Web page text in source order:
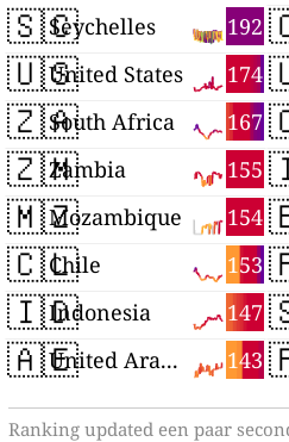
🇸🇨 192
Seychelles
🇺🇸 174
United States
🇿🇦 167
South Africa
🇿🇲 155
Zambia
🇲🇿 154
Mozambique
🇨🇱 153
Chile
🇮🇩 147
Indonesia
🇦🇪 143
United Arab Emirates
Ranking updated een paar